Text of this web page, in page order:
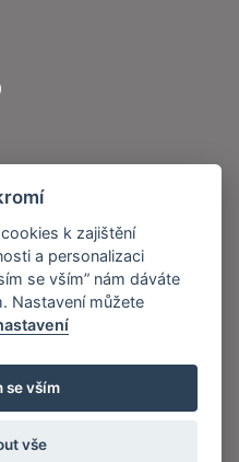
k zajištění
a personalizaci
se vším” nám dáváte
Nastavení můžete
se vším
vše